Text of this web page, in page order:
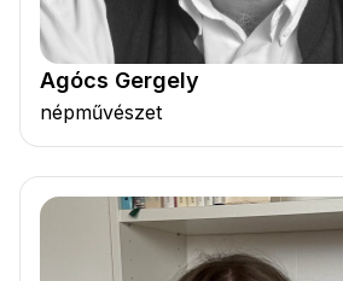
Agócs Gergely
népművészet